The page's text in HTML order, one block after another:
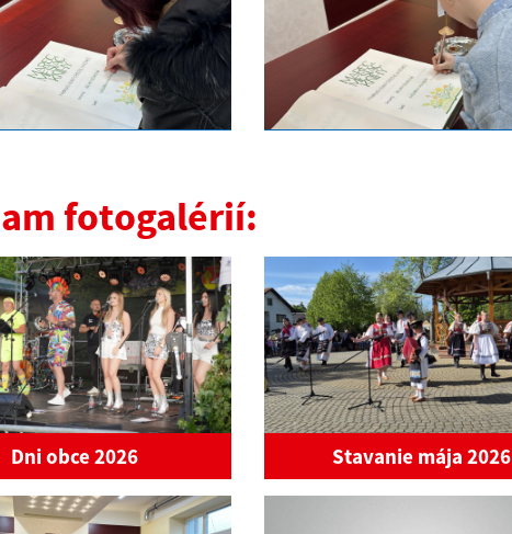
fotogalérií:
Dni obce 2026 Stavanie mája 2026